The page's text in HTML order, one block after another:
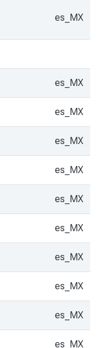
es_MX
es_MX
es_MX
es_MX
es_MX
es_MX
es_MX
es_MX
es_MX
es_MX
es_MX